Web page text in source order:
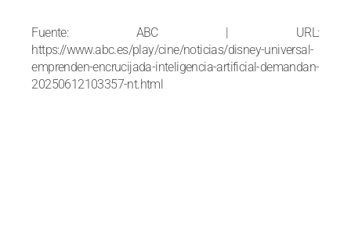
Fuente: ABC | URL:
https://www.abc.es/play/cine/noticias/disney-universal-
emprenden-encrucijada-inteligencia-artificial-demandan-
20250612103357-nt.html